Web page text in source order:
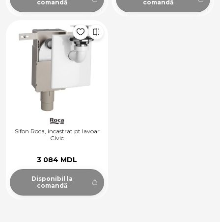
comandă comandă
Sifon Roca, incastrat pt lavoar
Civic
3 084 MDL
Disponibil la
comandă